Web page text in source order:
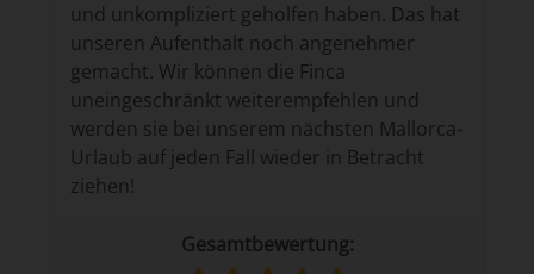
und unkompliziert geholfen haben. Das hat
unseren Aufenthalt noch angenehmer
gemacht. Wir können die Finca
uneingeschränkt weiterempfehlen und
werden sie bei unserem nächsten Mallorca-
Urlaub auf jeden Fall wieder in Betracht
ziehen!
Gesamtbewertung: